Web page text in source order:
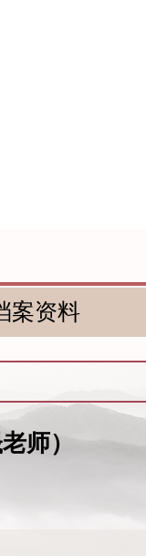
案资料
师）